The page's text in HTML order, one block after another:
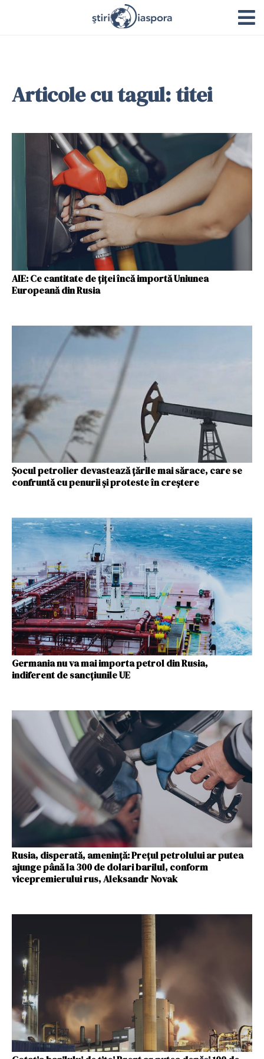
Articole cu tagul: titei
AIE: Ce cantitate de țiței încă importă Uniunea
Europeană din Rusia
Șocul petrolier devastează ţările mai sărace, care se
confruntă cu penurii şi proteste în creştere
Germania nu va mai importa petrol din Rusia,
indiferent de sancţiunile UE
Rusia, disperată, amenință: Preţul petrolului ar putea
ajunge până la 300 de dolari barilul, conform
vicepremierului rus, Aleksandr Novak